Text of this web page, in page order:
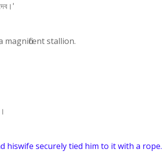
stallion.
hiswife securely tied him to it with a rope.